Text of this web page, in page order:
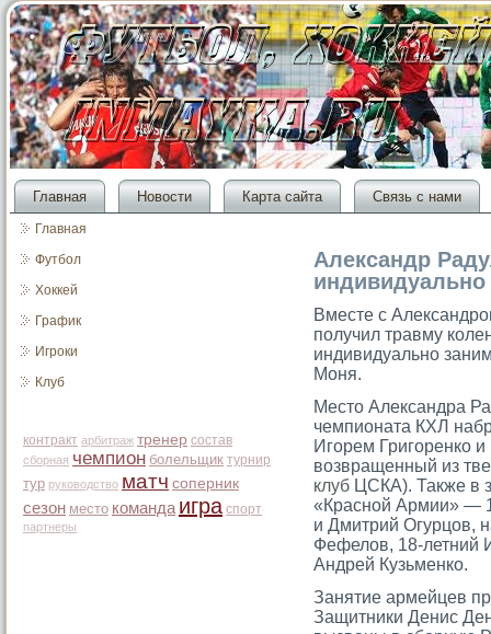
Главная Новости Карта сайта Связь с нами
Главная
Футбол
Хоккей
График
Игроки
Клуб
контракт арбитраж тренер состав
сборная чемпион болельщик турнир
тур руководство матч соперник
сезон место команда игра спорт
партнеры
Александр
Вместе с
получил травму
индивидуально
Моня.
Место Александра
чемпионата КХЛ
Игорем Григоренко
возвращенный из
клуб ЦСКА). Также в
«Красной Армии» —
и Дмитрий Огурцов,
Фефелов, 18-летний
Андрей Кузьменко.
Занятие армейцев
Защитники Денис